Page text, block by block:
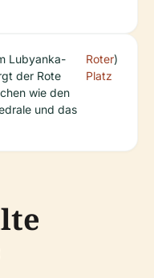
Lubyanka-
der Rote
wie den
und das
Roter
Platz
)